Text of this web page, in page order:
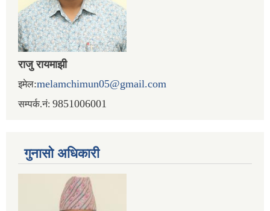
राजु रायमाझी
इमेल:melamchimun05@gmail.com
सम्पर्क.नं: 9851006001
गुनासो अधिकारी